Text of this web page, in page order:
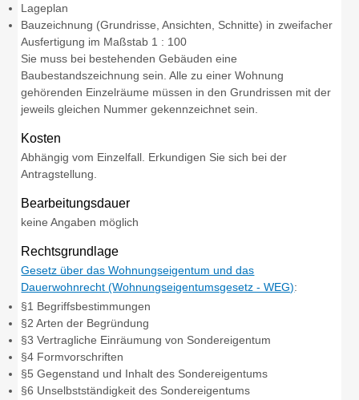
Lageplan
Bauzeichnung (Grundrisse, Ansichten, Schnitte) in zweifacher
Ausfertigung im Maßstab 1 : 100
Sie muss bei bestehenden Gebäuden eine
Baubestandszeichnung sein. Alle zu einer Wohnung
gehörenden Einzelräume müssen in den Grundrissen mit der
jeweils gleichen Nummer gekennzeichnet sein.
Kosten
Abhängig vom Einzelfall. Erkundigen Sie sich bei der
Antragstellung.
Bearbeitungsdauer
keine Angaben möglich
Rechtsgrundlage
Gesetz über das Wohnungseigentum und das
Dauerwohnrecht (Wohnungseigentumsgesetz - WEG):
§1 Begriffsbestimmungen
§2 Arten der Begründung
§3 Vertragliche Einräumung von Sondereigentum
§4 Formvorschriften
§5 Gegenstand und Inhalt des Sondereigentums
§6 Unselbstständigkeit des Sondereigentums